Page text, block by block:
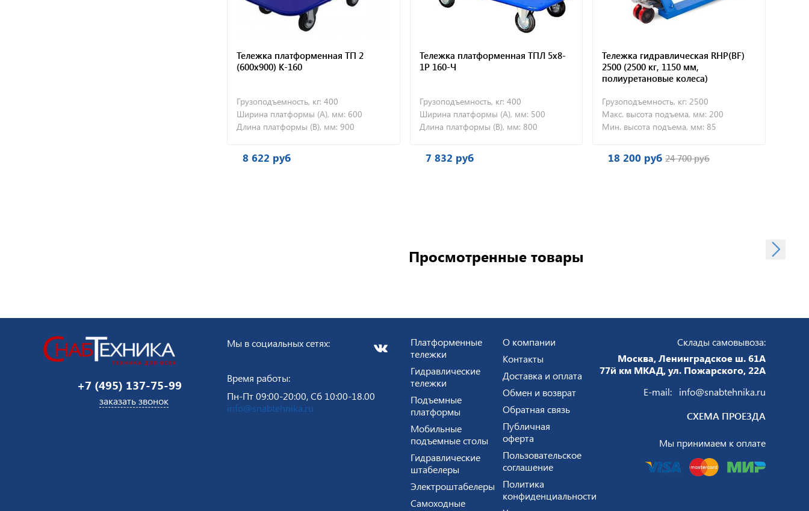
Тележка платформенная ТП 2
(600х900) К-160
Грузоподъемность, кг: 400
Ширина платформы (А), мм: 600
Длина платформы (В), мм: 900
8 622 руб
Тележка платформенная ТПЛ 5х8-
1Р 160-Ч
Грузоподъемность, кг: 400
Ширина платформы (А), мм: 500
Длина платформы (В), мм: 800
7 832 руб
Тележка гидравлическая RHP(BF)
2500 (2500 кг, 1150 мм,
полиуретановые колеса)
Грузоподъемность, кг: 2500
Макс. высота подъема, мм: 200
Мин. высота подъема, мм: 85
18 200 руб 24 700 руб
Просмотренные товары
+7 (495) 137-75-99
заказать звонок
Мы в социальных сетях:
Время работы:
Пн-Пт 09:00-20:00, Сб 10:00-18.00
info@snabtehnika.ru
Платформенные
тележки
Гидравлические
тележки
Подъемные
платформы
Мобильные
подъемные столы
Гидравлические
штабелеры
Электроштабелеры
Самоходные
О компании
Контакты
Доставка и оплата
Обмен и возврат
Обратная связь
Публичная
оферта
Пользовательское
соглашение
Политика
конфиденциальности
Склады самовывоза:
Москва, Ленинградское ш. 61А
77й км МКАД, ул. Пожарского, 22А
E-mail: info@snabtehnika.ru
СХЕМА ПРОЕЗДА
Мы принимаем к оплате